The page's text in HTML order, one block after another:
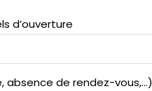
d’ouverture
absence de rendez-vous,...)